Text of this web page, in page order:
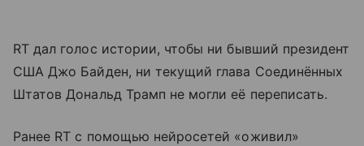
RT дал голос истории, чтобы ни бывший президент
США Джо Байден, ни текущий глава Соединённых
Штатов Дональд Трамп не могли её переписать.
Ранее RT с помощью нейросетей «оживил»